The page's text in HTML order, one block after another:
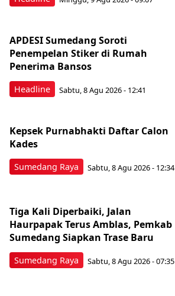
Headline
APDESI Sumedang Soroti
Penempelan Stiker di Rumah
Penerima Bansos
Sabtu, 8 Agu 2026 - 12:41
Sumedang Raya
Kepsek Purnabhakti Daftar Calon
Kades
Sabtu, 8 Agu 2026 - 12:34
Sumedang Raya
Tiga Kali Diperbaiki, Jalan
Haurpapak Terus Amblas, Pemkab
Sumedang Siapkan Trase Baru
Sabtu, 8 Agu 2026 - 07:35